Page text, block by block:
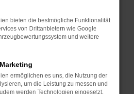
wie Werbeblocker,
bestimmter Seiten
die Seite in einem
oder in einem privaten
neu.
helfen, vorübergehende
bieten die bestmögliche Funktionalität
von Drittanbietern wie Google
und weitere
ermöglichen es uns, die Nutzung der
um die Leistung zu messen und
werden Technologien eingesetzt,